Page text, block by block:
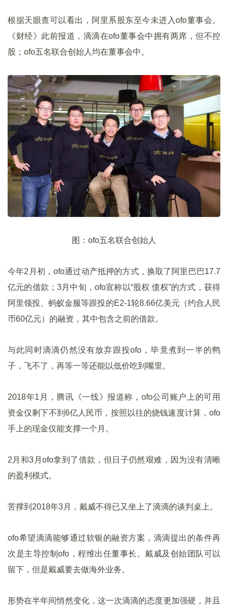
根据天眼查可以看出，阿里系股东至今未进入ofo董事会。
《财经》此前报道，滴滴在ofo董事会中拥有两席，但不控
股；ofo五名联合创始人均在董事会中。
图：ofo五名联合创始人
今年2月初，ofo通过动产抵押的方式，换取了阿里巴巴17.7
亿元的借款；3月中旬，ofo宣称以“股权 债权”的方式，获得
阿里领投、蚂蚁金服等跟投的E2-1轮8.66亿美元（约合人民
币60亿元）的融资，其中包含之前的借款。
与此同时滴滴仍然没有放弃跟投ofo，毕竟煮到一半的鸭
子，飞不了，再等一等还能以低价吃到嘴里。
2018年1月，腾讯《一线》报道称，ofo公司账户上的可用
资金仅剩下不到6亿人民币，按照以往的烧钱速度计算，ofo
手上的现金仅能支撑一个月。
2月和3月ofo拿到了借款，但日子仍然艰难，因为没有清晰
的盈利模式。
苦撑到2018年3月，戴威不得已又坐上了滴滴的谈判桌上。
ofo希望滴滴能够通过软银的融资方案，滴滴提出的条件再
次是主导控制ofo，程维出任董事长。戴威及创始团队可以
留下，但是戴威要去做海外业务。
形势在半年间悄然变化，这一次滴滴的态度更加强硬，并且